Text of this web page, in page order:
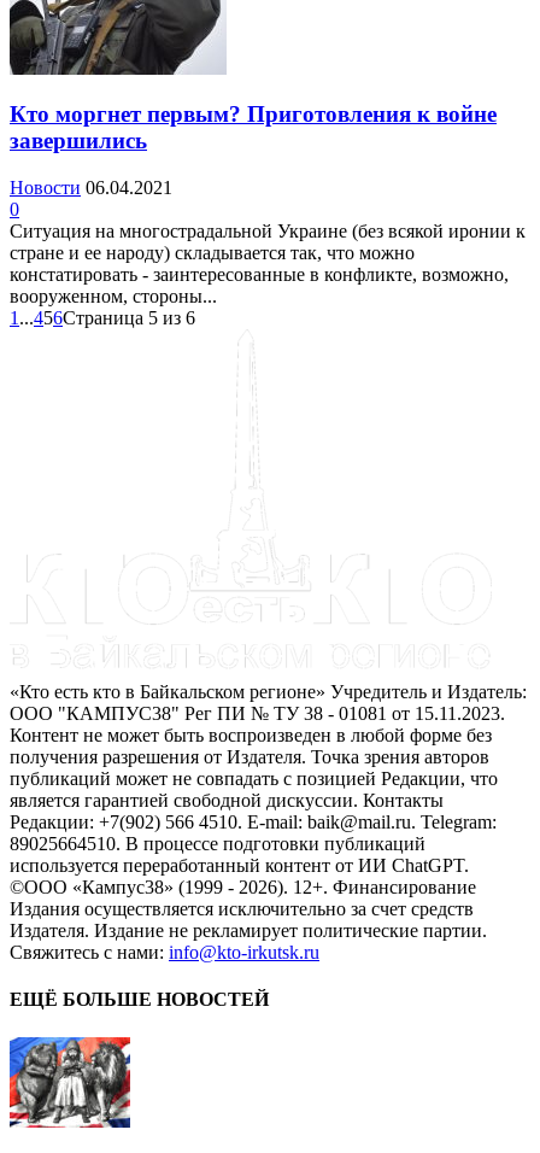
Кто моргнет первым? Приготовления к войне
завершились
Новости 06.04.2021
0
Ситуация на многострадальной Украине (без всякой иронии к
стране и ее народу) складывается так, что можно
констатировать - заинтересованные в конфликте, возможно,
вооруженном, стороны...
1 ...456Страница 5 из 6
«Кто есть кто в Байкальском регионе» Учредитель и Издатель:
ООО "КАМПУС38" Рег ПИ № ТУ 38 - 01081 от 15.11.2023.
Контент не может быть воспроизведен в любой форме без
получения разрешения от Издателя. Точка зрения авторов
публикаций может не совпадать с позицией Редакции, что
является гарантией свободной дискуссии. Контакты
Редакции: +7(902) 566 4510. E-mail: baik@mail.ru. Telegram:
89025664510. В процессе подготовки публикаций
используется переработанный контент от ИИ ChatGPT.
©ООО «Кампус38» (1999 - 2026). 12+. Финансирование
Издания осуществляется исключительно за счет средств
Издателя. Издание не рекламирует политические партии.
Свяжитесь с нами: info@kto-irkutsk.ru
ЕЩЁ БОЛЬШЕ НОВОСТЕЙ